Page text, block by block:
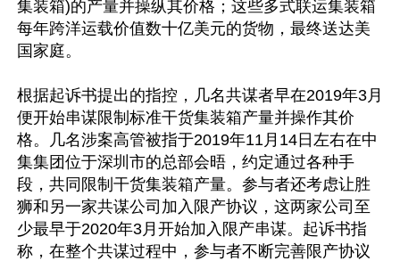
集装箱)的产量并操纵其价格；这些多式联运集装箱
每年跨洋运载价值数十亿美元的货物，最终送达美
国家庭。
根据起诉书提出的指控，几名共谋者早在2019年3月
便开始串谋限制标准干货集装箱产量并操作其价
格。几名涉案高管被指于2019年11月14日左右在中
集集团位于深圳市的总部会晤，约定通过各种手
段，共同限制干货集装箱产量。参与者还考虑让胜
狮和另一家共谋公司加入限产协议，这两家公司至
少最早于2020年3月开始加入限产串谋。起诉书指
称，在整个共谋过程中，参与者不断完善限产协议